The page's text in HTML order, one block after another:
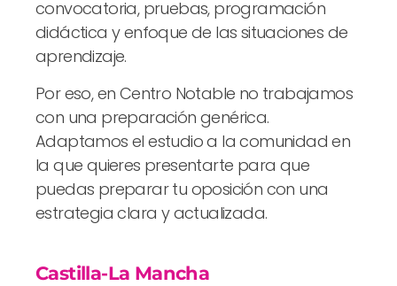
convocatoria, pruebas, programación
didáctica y enfoque de las situaciones de
aprendizaje.
Por eso, en Centro Notable no trabajamos
con una preparación genérica.
Adaptamos el estudio a la comunidad en
la que quieres presentarte para que
puedas preparar tu oposición con una
estrategia clara y actualizada.
Castilla-La Mancha